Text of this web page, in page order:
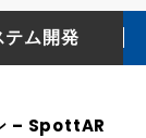
テム開発
– SpottAR